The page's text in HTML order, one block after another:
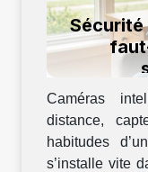
Sécurité
Caméras
distance,
habitudes
s’installe vite